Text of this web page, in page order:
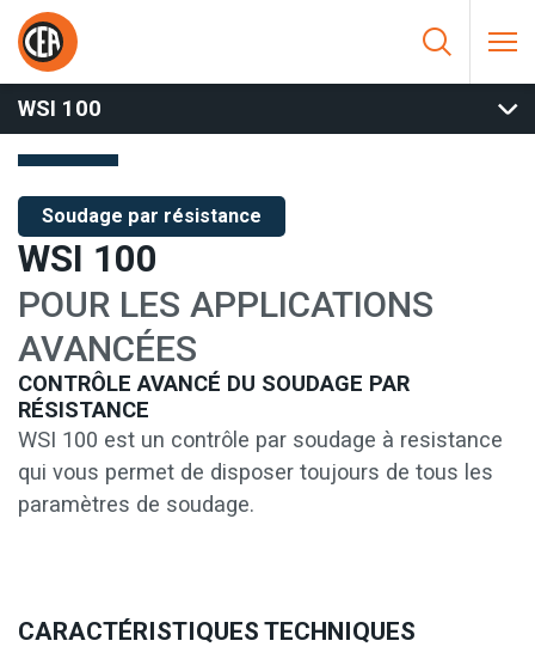
Aller au contenu
HOME/
COMPOSANTS
WSI 100
WSI 100
Soudage par résistance
WSI 100
POUR LES APPLICATIONS
AVANCÉES
CONTRÔLE AVANCÉ DU SOUDAGE PAR
RÉSISTANCE
WSI 100 est un contrôle par soudage à resistance
qui vous permet de disposer toujours de tous les
paramètres de soudage.
CARACTÉRISTIQUES TECHNIQUES